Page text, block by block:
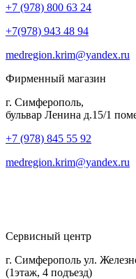
+7 (978) 800 63 24
+7(978) 943 48 94
medregion.krim@yandex.ru
Фирменный магазин
г. Симферополь,
бульвар Ленина д.15/1
+7 (978) 845 55 92
medregion.krim@yandex.ru
Сервисный центр
г. Симферополь ул.
(1этаж, 4 подъезд)